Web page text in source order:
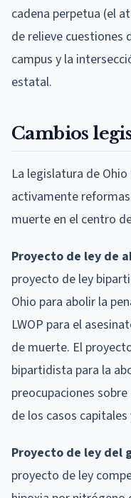
cadena perpetua (el
de relieve cuestiones
campus y la
estatal.
Cambios
La legislatura de
activamente
muerte en el centro
Proyecto de ley de
proyecto de ley
Ohio para abolir la
LWOP para el
de muerte. El
bipartidista para la
preocupaciones
de los casos
Proyecto de ley del
proyecto de ley